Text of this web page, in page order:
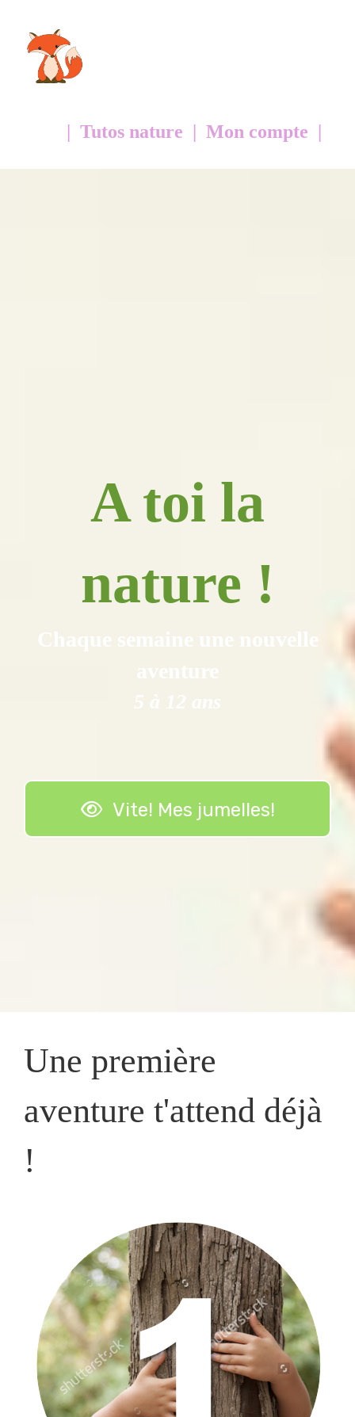
| Tutos nature | Mon compte |
A toi la
nature !
Chaque semaine une nouvelle
aventure
5 à 12 ans
Vite! Mes jumelles!
Une première
aventure t'attend déjà
!